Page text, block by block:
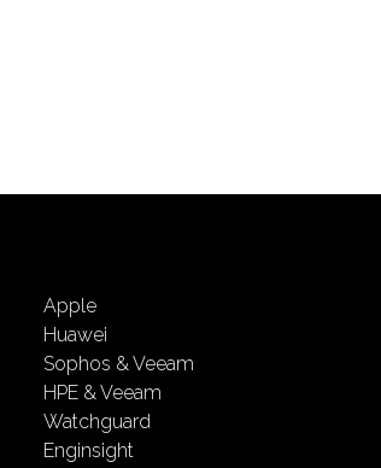
Apple
Huawei
Sophos & Veeam
HPE & Veeam
Watchguard
Enginsight